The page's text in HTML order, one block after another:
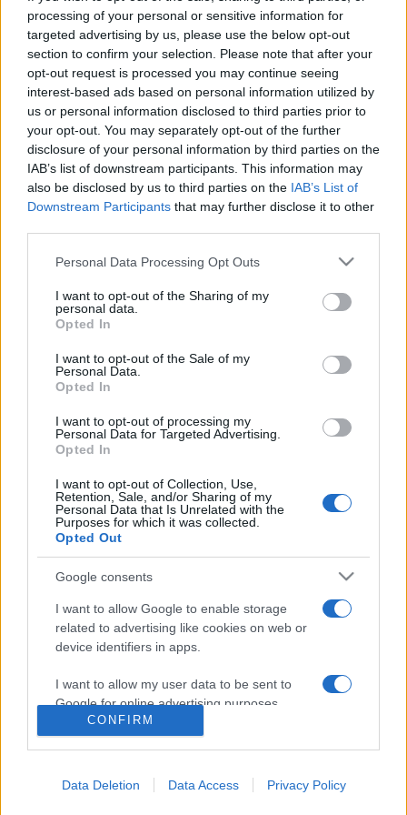
processing of your personal or sensitive information for
targeted advertising by us, please use the below opt-out
section to confirm your selection. Please note that after your
opt-out request is processed you may continue seeing
interest-based ads based on personal information utilized by
us or personal information disclosed to third parties prior to
your opt-out. You may separately opt-out of the further
disclosure of your personal information by third parties on the
IAB’s list of downstream participants. This information may
also be disclosed by us to third parties on the IAB’s List of
Downstream Participants that may further disclose it to other
Please note that this website/app uses one or more Google
not limited to your visit or usage behaviour. You may click to
grant or deny consent to Google and its third-party tags to
use your data for below specified purposes in below Google
consent section.
Personal Data Processing Opt Outs
I want to opt-out of the Sharing of my
personal data.
Opted In
I want to opt-out of the Sale of my
Personal Data.
Opted In
I want to opt-out of processing my
Personal Data for Targeted Advertising.
Opted In
I want to opt-out of Collection, Use,
Retention, Sale, and/or Sharing of my
Personal Data that Is Unrelated with the
Purposes for which it was collected.
Opted Out
Google consents
I want to allow Google to enable storage
related to advertising like cookies on web or
device identifiers in apps.
I want to allow my user data to be sent to
Google for online advertising purposes.
I want to allow Google to send me
I want to allow Google to enable storage
CONFIRM
Data Deletion Data Access Privacy Policy
Fiatal kora ellenére Lahav Shani jelentős
sikereket tudhat maga mögött,
2020-ban például Zubin Mehta nyomdokába lépett az Izraeli
Filharmonikusok zenei igazgatójaként, emellett a Rotterdami
Filharmonikus Zenekar vezető karmestere. Már vezényelte a
Berlini Filharmonikusokat és a Londoni Szimfonikus Zenekart
Az orosz Valerij Gergijevtől, a világ egyik leghíresebb
karmesterétől néhány nappal Ukrajna megtámadása után
vált meg azonnali hatállyal a müncheni zenekar, mert a
művész nem volt hajlandó egyértelműen elhatárolódni az
Ukrajna ellen indított orosz hadjárattól.
MEGOSZTÁS